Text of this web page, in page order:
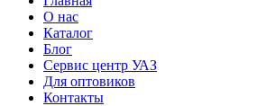
О нас
Каталог
Блог
Сервис центр УАЗ
Для оптовиков
Контакты